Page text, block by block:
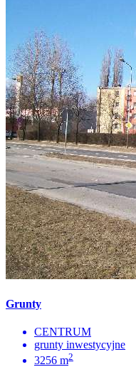
Grunty
CENTRUM
grunty inwestycyjne
3256 m2